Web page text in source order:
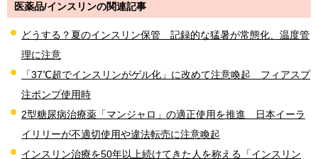
医薬品/インスリンの関連記事
どうする？夏のインスリン保管 記録的な猛暑が常態化、温度管
理に注意
「37℃超でインスリンがゲル化」に改めて注意喚起 フィアスプ
注ポンプ使用時
2型糖尿病治療薬「マンジャロ」の適正使用を推進 日本イーラ
イリリーが不適切使用や違法転売に注意喚起
インスリン治療を50年以上続けてきた人を称える「インスリン